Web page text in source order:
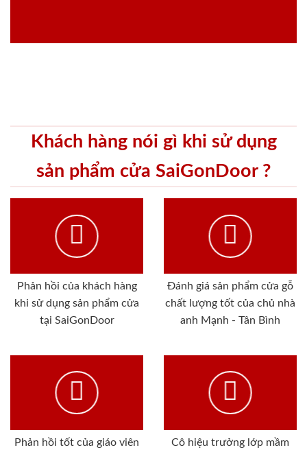
Khách hàng nói gì khi sử dụng
sản phẩm cửa SaiGonDoor ?
Phản hồi của khách hàng
khi sử dụng sản phẩm cửa
tại SaiGonDoor
Đánh giá sản phẩm cửa gỗ
chất lượng tốt của chủ nhà
anh Mạnh - Tân Bình
Phản hồi tốt của giáo viên
Cô hiệu trưởng lớp mầm